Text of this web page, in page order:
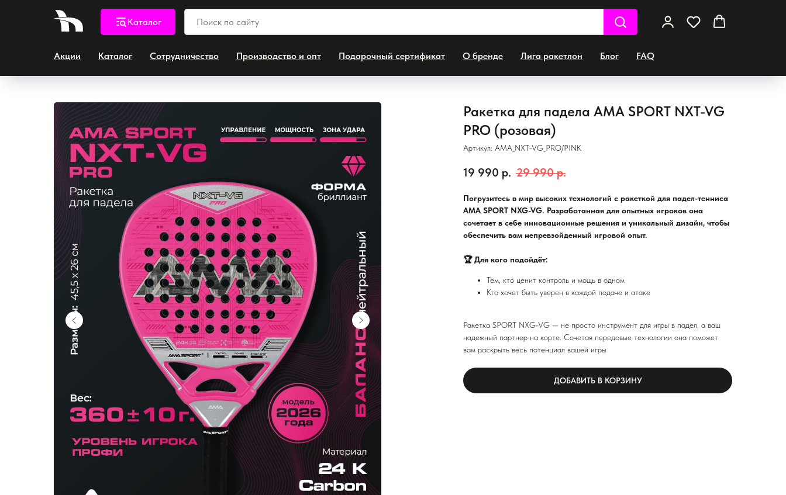
Каталог
Акции Каталог Сотрудничество Производство и опт Подарочный сертификат О бренде Лига ракетлон Блог FAQ
Ракетка для падела AMA SPORT NXT-VG
PRO (розовая)
Артикул: AMA_NXT-VG_PRO/PINK
19 990 р. 29 990 р.
Погрузитесь в мир высоких технологий с ракеткой для падел-тенниса
AMA SPORT NXG-VG. Разработанная для опытных игроков она
сочетает в себе инновационные решения и уникальный дизайн, чтобы
обеспечить вам непревзойденный игровой опыт.
🏆 Для кого подойдёт:
Тем, кто ценит контроль и мощь в одном
Кто хочет быть уверен в каждой подаче и атаке
Ракетка SPORT NXG-VG — не просто инструмент для игры в падел, а ваш
надежный партнер на корте. Сочетая передовые технологии она поможет
вам раскрыть весь потенциал вашей игры
ДОБАВИТЬ В КОРЗИНУ